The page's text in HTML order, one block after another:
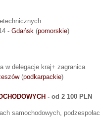
- Gdańsk (pomorskie)
w delegacje kraj+ zagranica
(podkarpackie)
- od 2 100 PLN
samochodowych,